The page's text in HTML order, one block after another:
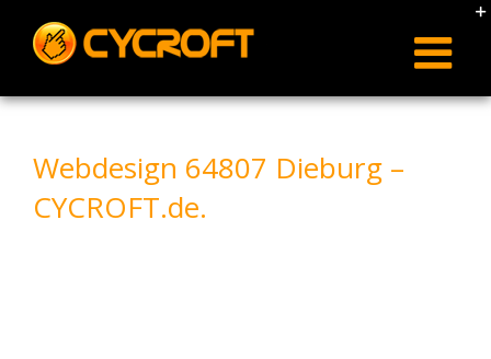
content
Webdesign 64807 Dieburg –
CYCROFT.de.